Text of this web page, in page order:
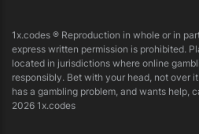
1x.codes ® Reproduction in whole or in
express written permission is prohibited.
located in jurisdictions where online
responsibly. Bet with your head, not over
has a gambling problem, and wants help,
2026 1x.codes